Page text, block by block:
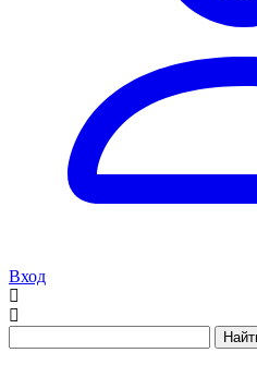
Вход